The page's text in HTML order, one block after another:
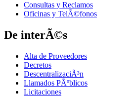
Consultas y Reclamos
Oficinas y TelÃ©fonos
De interÃ©s
Alta de Proveedores
Decretos
DescentralizaciÃ³n
Llamados PÃºblicos
Licitaciones